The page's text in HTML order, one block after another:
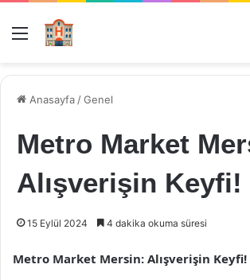
Menü
Anasayfa /Genel
Metro Market
Alışverişin Keyfi!
15 Eylül 2024 4 dakika okuma süresi
Metro Market Mersin: Alışverişin Keyfi!